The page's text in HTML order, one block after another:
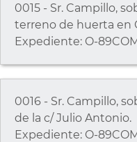
0015 - Sr. Campillo,
terreno de huerta en
Expediente: O-
0016 - Sr. Campillo,
de la c/ Julio Antonio.
Expediente: O-